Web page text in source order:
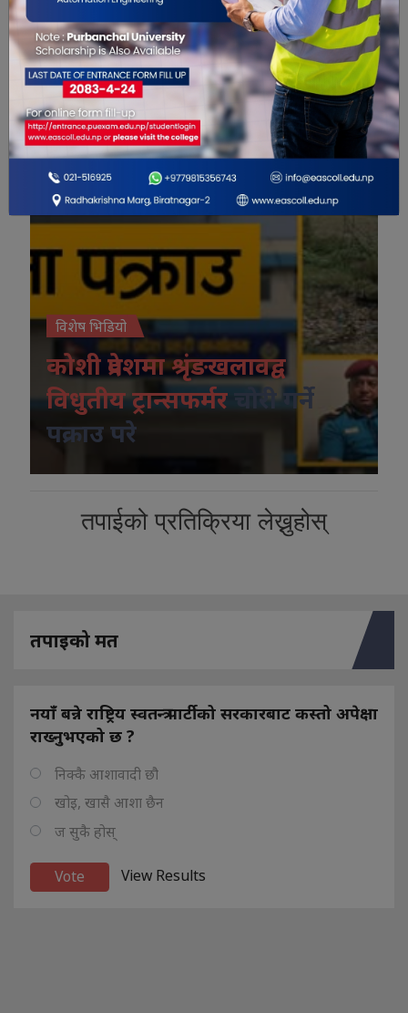
विशेष भिडियो
विशेष भिडियो
कोशी प्रदेशमा श्रृंङखलावद्व
विधुतीय ट्रान्सफर्मर
चोरी गर्ने
पक्राउ परे
तपाईको प्रतिक्रिया लेख्नुहोस्
तपाइको मत
नयाँ बन्ने राष्ट्रिय स्वतन्त्र पार्टीको सरकारबाट कस्तो अपेक्षा
राख्नुभएको छ ?
निक्कै आशावादी छौ
खोइ, खासै आशा छैन
ज सुकै होस्
View Results